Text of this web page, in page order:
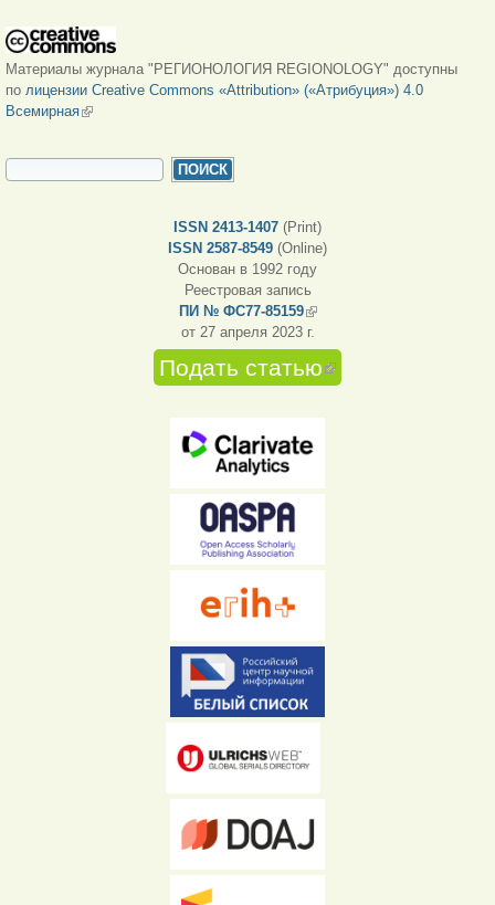
Материалы журнала "РЕГИОНОЛОГИЯ REGIONOLOGY" доступны
по лицензии Creative Commons «Attribution» («Атрибуция») 4.0
Всемирная(внешняя ссылка)
ФОРМА ПОИСКА
ISSN 2413-1407 (Print)
ISSN 2587-8549 (Online)
Основан в 1992 году
Реестровая запись
ПИ № ФС77-85159(внешняя ссылка)
от 27 апреля 2023 г.
Подать статью